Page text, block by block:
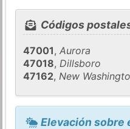
Códigos
47001,Aurora
47018,Dillsboro
47162,New
Elevación sobre